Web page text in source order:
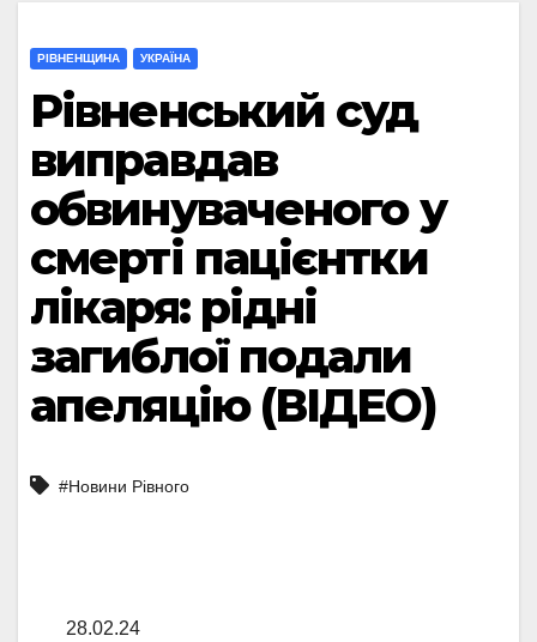
РІВНЕНЩИНА УКРАЇНА
Рівненський суд
виправдав
обвинуваченого у
смерті пацієнтки
лікаря: рідні
загиблої подали
апеляцію (ВІДЕО)
#Новини Рівного
28.02.24